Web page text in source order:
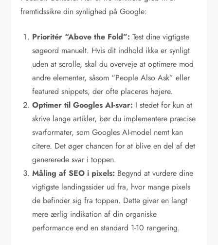
fremtidssikre din synlighed på Google:
Prioritér “Above the Fold”: Test dine vigtigste
søgeord manuelt. Hvis dit indhold ikke er synligt
uden at scrolle, skal du overveje at optimere mod
andre elementer, såsom “People Also Ask” eller
featured snippets, der ofte placeres højere.
Optimer til Googles AI-svar: I stedet for kun at
skrive lange artikler, bør du implementere præcise
svarformater, som Googles AI-model nemt kan
citere. Det øger chancen for at blive en del af det
genererede svar i toppen.
Måling af SEO i pixels: Begynd at vurdere dine
vigtigste landingssider ud fra, hvor mange pixels
de befinder sig fra toppen. Dette giver en langt
mere ærlig indikation af din organiske
performance end en standard 1-10 rangering.